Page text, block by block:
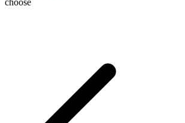
choose